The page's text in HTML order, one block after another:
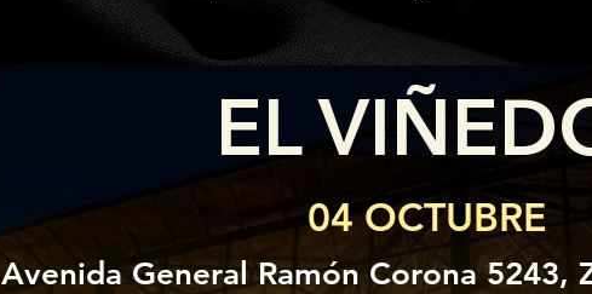
EL
04 OCTUBRE
Avenida General Ramón Corona 5243,